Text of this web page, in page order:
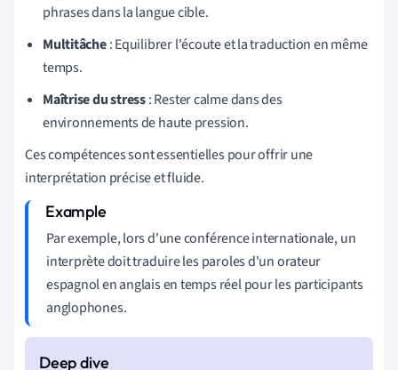
phrases dans la langue cible.
Multitâche: Equilibrer l'écoute et la traduction en même
temps.
Maîtrise du stress: Rester calme dans des
environnements de haute pression.
Ces compétences sont essentielles pour offrir une
interprétation précise et fluide.
Par exemple, lors d'une conférence internationale, un
interprète doit traduire les paroles d'un orateur
espagnol en anglais en temps réel pour les participants
anglophones.